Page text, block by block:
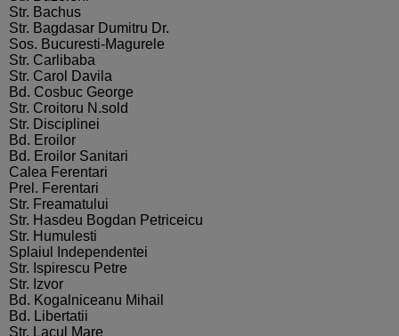
Str. Bachus
Str. Bagdasar Dumitru Dr.
Sos. Bucuresti-Magurele
Str. Carlibaba
Str. Carol Davila
Bd. Cosbuc George
Str. Croitoru N.sold
Str. Disciplinei
Bd. Eroilor
Bd. Eroilor Sanitari
Calea Ferentari
Prel. Ferentari
Str. Freamatului
Str. Hasdeu Bogdan Petriceicu
Str. Humulesti
Splaiul Independentei
Str. Ispirescu Petre
Str. Izvor
Bd. Kogalniceanu Mihail
Bd. Libertatii
Str. Lacul Mare